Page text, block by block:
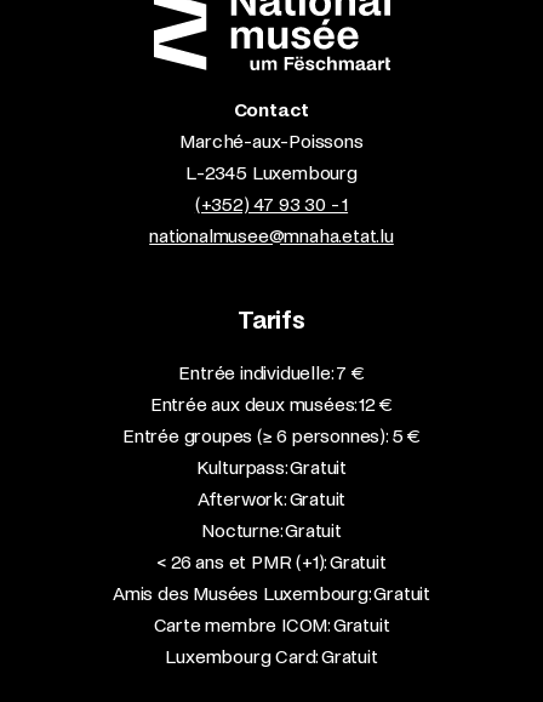
Contact
Marché-aux-Poissons
L-2345 Luxembourg
(+352) 47 93 30 - 1
nationalmusee@mnaha.etat.lu
Tarifs
Entrée individuelle: 7 €
Entrée aux deux musées: 12 €
Entrée groupes (≥ 6 personnes): 5 €
Kulturpass: Gratuit
Afterwork: Gratuit
Nocturne: Gratuit
< 26 ans et PMR (+1): Gratuit
Amis des Musées Luxembourg: Gratuit
Carte membre ICOM: Gratuit
Luxembourg Card: Gratuit